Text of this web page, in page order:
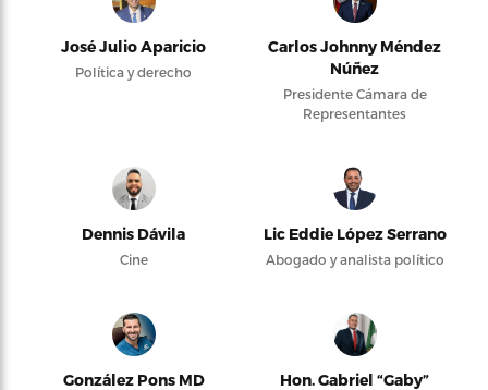
José Julio Aparicio
Política y derecho
Carlos Johnny Méndez
Núñez
Presidente Cámara de
Representantes
Dennis Dávila
Cine
Lic Eddie López Serrano
Abogado y analista político
González Pons MD
Hon. Gabriel “Gaby”